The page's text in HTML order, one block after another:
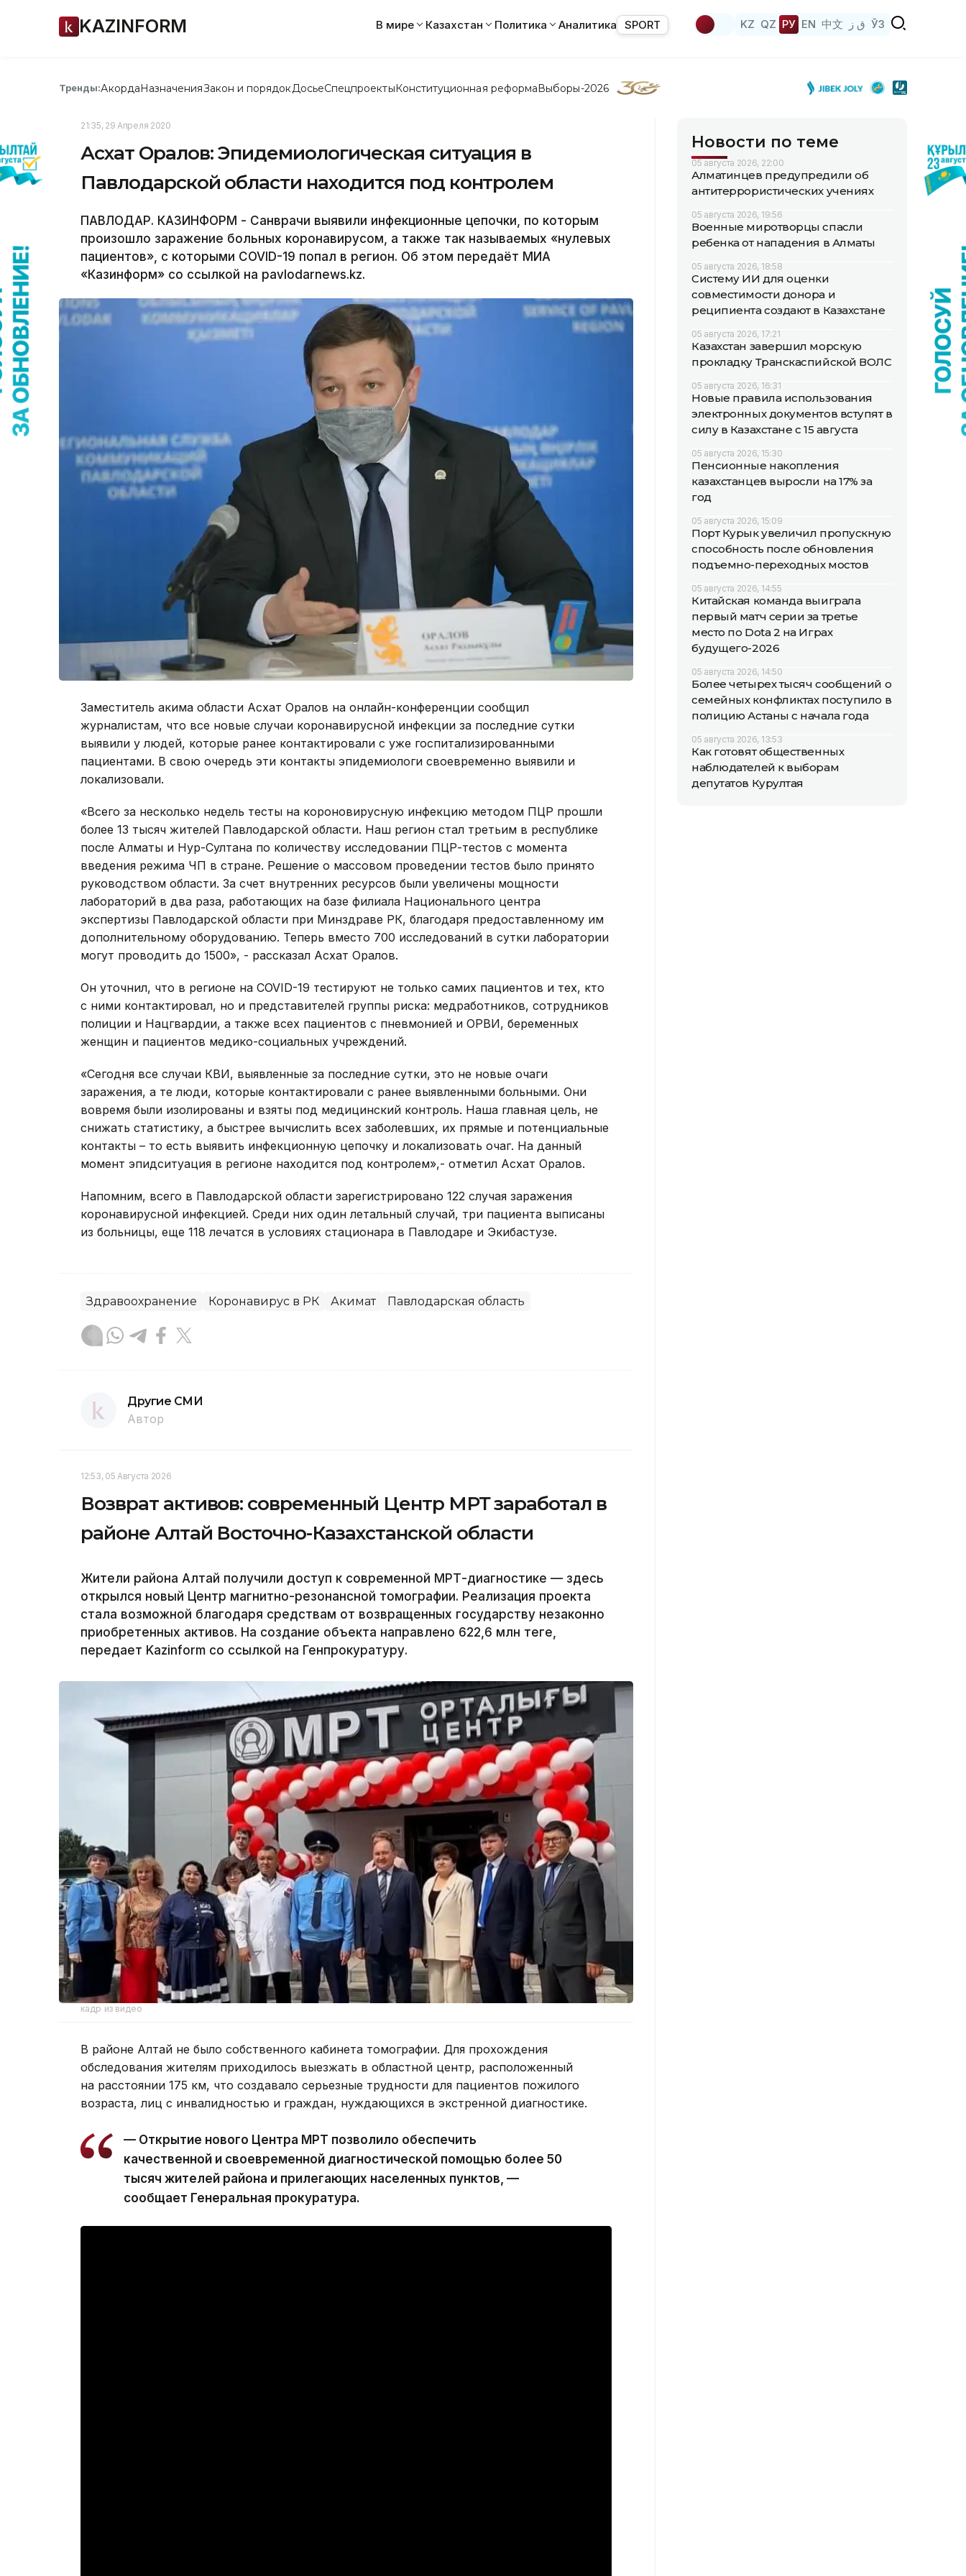
KAZINFORM В мире Казахстан Политика Аналитика SPORT KZ QZ РУ EN 中文 ق ز ЎЗ
Тренды:АкордаНазначенияЗакон и порядок ДосьеСпецпроектыКонституционная реформаВыборы-2026
21:35, 29 Апреля 2020
Асхат Оралов: Эпидемиологическая ситуация в
Павлодарской области находится под контролем
ПАВЛОДАР. КАЗИНФОРМ - Санврачи выявили инфекционные цепочки, по которым
произошло заражение больных коронавирусом, а также так называемых «нулевых
пациентов», с которыми СOVID-19 попал в регион. Об этом передаёт МИА
«Казинформ» со ссылкой на pavlodarnews.kz.
Заместитель акима области Асхат Оралов на онлайн-конференции сообщил
журналистам, что все новые случаи коронавирусной инфекции за последние сутки
выявили у людей, которые ранее контактировали с уже госпитализированными
пациентами. В свою очередь эти контакты эпидемиологи своевременно выявили и
локализовали.
«Всего за несколько недель тесты на короновирусную инфекцию методом ПЦР прошли
более 13 тысяч жителей Павлодарской области. Наш регион стал третьим в республике
после Алматы и Нур-Султана по количеству исследовании ПЦР-тестов с момента
введения режима ЧП в стране. Решение о массовом проведении тестов было принято
руководством области. За счет внутренних ресурсов были увеличены мощности
лабораторий в два раза, работающих на базе филиала Национального центра
экспертизы Павлодарской области при Минздраве РК, благодаря предоставленному им
дополнительному оборудованию. Теперь вместо 700 исследований в сутки лаборатории
могут проводить до 1500», - рассказал Асхат Оралов.
Он уточнил, что в регионе на СOVID-19 тестируют не только самих пациентов и тех, кто
с ними контактировал, но и представителей группы риска: медработников, сотрудников
полиции и Нацгвардии, а также всех пациентов с пневмонией и ОРВИ, беременных
женщин и пациентов медико-социальных учреждений.
«Сегодня все случаи КВИ, выявленные за последние сутки, это не новые очаги
заражения, а те люди, которые контактировали с ранее выявленными больными. Они
вовремя были изолированы и взяты под медицинский контроль. Наша главная цель, не
снижать статистику, а быстрее вычислить всех заболевших, их прямые и потенциальные
контакты – то есть выявить инфекционную цепочку и локализовать очаг. На данный
момент эпидситуация в регионе находится под контролем»,- отметил Асхат Оралов.
Напомним, всего в Павлодарской области зарегистрировано 122 случая заражения
коронавирусной инфекцией. Среди них один летальный случай, три пациента выписаны
из больницы, еще 118 лечатся в условиях стационара в Павлодаре и Экибастузе.
Здравоохранение Коронавирус в РК Акимат Павлодарская область
Другие СМИ
Автор
12:53, 05 Августа 2026
Возврат активов: современный Центр МРТ заработал в
районе Алтай Восточно-Казахстанской области
Жители района Алтай получили доступ к современной МРТ-диагностике — здесь
открылся новый Центр магнитно-резонансной томографии. Реализация проекта
стала возможной благодаря средствам от возвращенных государству незаконно
приобретенных активов. На создание объекта направлено 622,6 млн теңге,
передает Kazinform со ссылкой на Генпрокуратуру.
кадр из видео
В районе Алтай не было собственного кабинета томографии. Для прохождения
обследования жителям приходилось выезжать в областной центр, расположенный
на расстоянии 175 км, что создавало серьезные трудности для пациентов пожилого
возраста, лиц с инвалидностью и граждан, нуждающихся в экстренной диагностике.
— Открытие нового Центра МРТ позволило обеспечить
качественной и своевременной диагностической помощью более 50
тысяч жителей района и прилегающих населенных пунктов, —
сообщает Генеральная прокуратура.
Новости по теме
05 августа 2026, 22:00
Алматинцев предупредили об
антитеррористических учениях
05 августа 2026, 19:56
Военные миротворцы спасли
ребенка от нападения в Алматы
05 августа 2026, 18:58
Систему ИИ для оценки
совместимости донора и
реципиента создают в Казахстане
05 августа 2026, 17:21
Казахстан завершил морскую
прокладку Транскаспийской ВОЛС
05 августа 2026, 16:31
Новые правила использования
электронных документов вступят в
силу в Казахстане с 15 августа
05 августа 2026, 15:30
Пенсионные накопления
казахстанцев выросли на 17% за
год
05 августа 2026, 15:09
Порт Курык увеличил пропускную
способность после обновления
подъемно-переходных мостов
05 августа 2026, 14:55
Китайская команда выиграла
первый матч серии за третье
место по Dota 2 на Играх
будущего-2026
05 августа 2026, 14:50
Более четырех тысяч сообщений о
семейных конфликтах поступило в
полицию Астаны с начала года
05 августа 2026, 13:53
Как готовят общественных
наблюдателей к выборам
депутатов Курултая